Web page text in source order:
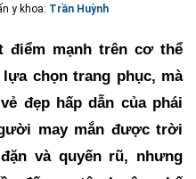
y khoa: Trần Huỳnh
điểm mạnh trên cơ thể
chọn trang phục, mà
đẹp hấp dẫn của phái
may mắn được trời
và quyến rũ, nhưng